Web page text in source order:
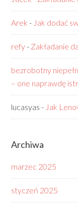
Arek - Jak dodać
refy- Zakładanie
bezrobotny
– one naprawdę
lucasyas - Jak
Archiwa
marzec 2025
styczeń 2025